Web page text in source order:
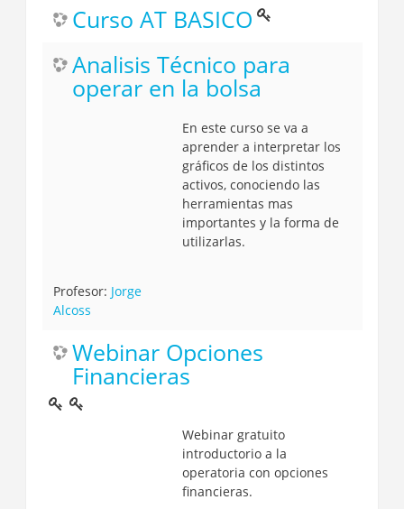
Curso AT BASICO
Analisis Técnico para
operar en la bolsa
En este curso se va a
aprender a interpretar los
gráficos de los distintos
activos, conociendo las
herramientas mas
importantes y la forma de
utilizarlas.
Profesor: Jorge
Alcoss
Webinar Opciones
Financieras
Webinar gratuito
introductorio a la
operatoria con opciones
financieras.